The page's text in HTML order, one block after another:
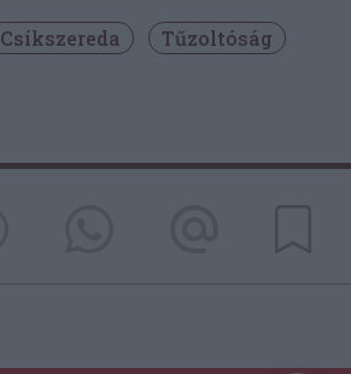
Csíkszereda
Tűzoltóság